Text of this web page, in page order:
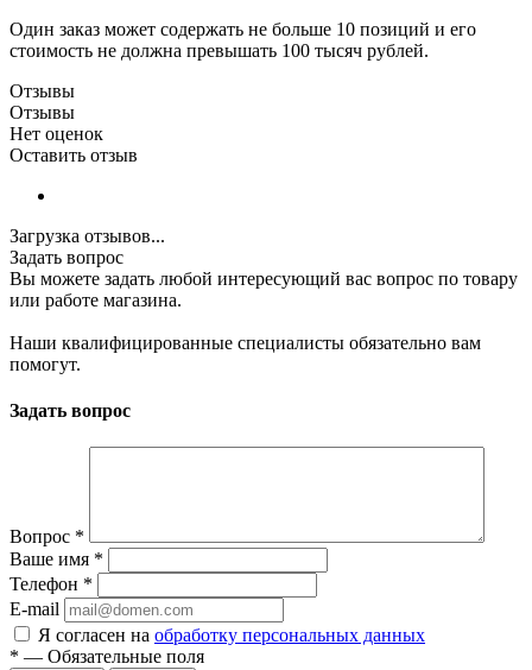
Один заказ может содержать не больше 10 позиций и его
стоимость не должна превышать 100 тысяч рублей.
Отзывы
Отзывы
Нет оценок
Оставить отзыв
Загрузка отзывов...
Задать вопрос
Вы можете задать любой интересующий вас вопрос по товару
или работе магазина.
Наши квалифицированные специалисты обязательно вам
помогут.
Задать вопрос
Вопрос *
Ваше имя *
Телефон *
E-mail
Я согласен на обработку персональных данных
* — Обязательные поля